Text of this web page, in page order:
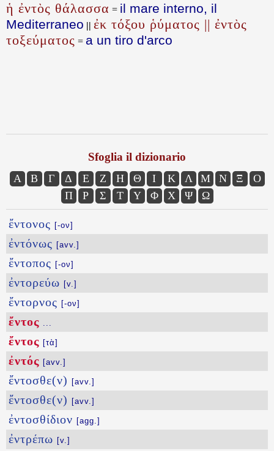
ἡ ἐντὸς θάλασσα = il mare interno, il
Mediterraneo || ἐκ τόξου ῥύματος || ἐντὸς
τοξεύματος = a un tiro d'arco
Sfoglia il dizionario
Α Β Γ Δ Ε Ζ Η Θ Ι Κ Λ Μ Ν Ξ
Ο
Π
Ρ Σ Τ Υ Φ Χ Ψ Ω
ἔντονος [-ον]
ἐντόνως [avv.]
ἔντοπος [-ον]
ἐντορεύω [v.]
ἔντορνος [-ον]
ἔντος ...
ἔντος [τὰ]
ἐντός [avv.]
ἔντοσθε(ν) [avv.]
ἔντοσθε(ν) [avv.]
ἐντοσθίδιον [agg.]
ἐντρέπω [v.]